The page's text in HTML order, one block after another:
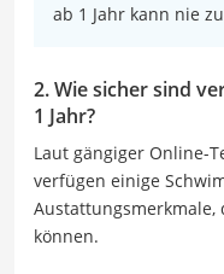
ab 1 Jahr kann nie
2. Wie sicher sind
1 Jahr?
Laut gängiger Online-
verfügen einige
Austattungsmerkmale,
können.